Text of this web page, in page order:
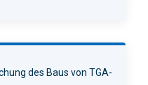
des Baus von TGA-